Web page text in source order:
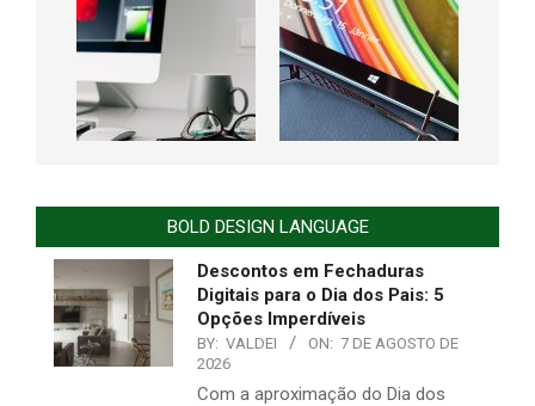
BOLD DESIGN LANGUAGE
Descontos em Fechaduras
Digitais para o Dia dos Pais: 5
Opções Imperdíveis
BY: VALDEI ON: 7 DE AGOSTO DE
2026
Com a aproximação do Dia dos